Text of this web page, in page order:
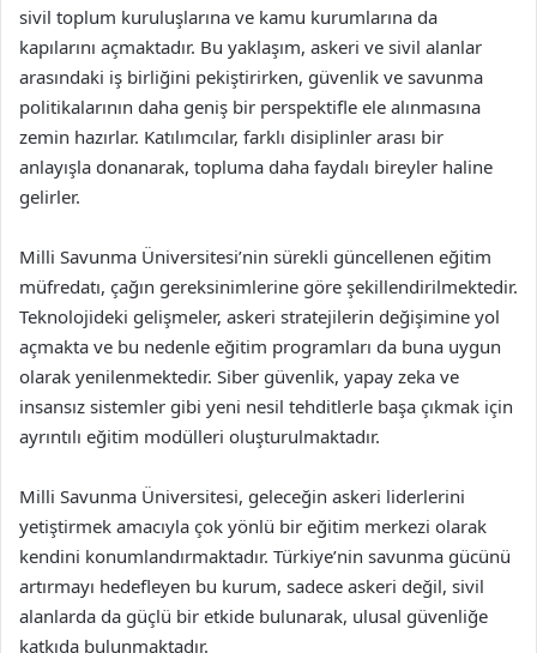
sivil toplum kuruluşlarına ve kamu kurumlarına da
kapılarını açmaktadır. Bu yaklaşım, askeri ve sivil alanlar
arasındaki iş birliğini pekiştirirken, güvenlik ve savunma
politikalarının daha geniş bir perspektifle ele alınmasına
zemin hazırlar. Katılımcılar, farklı disiplinler arası bir
anlayışla donanarak, topluma daha faydalı bireyler haline
gelirler.
Milli Savunma Üniversitesi’nin sürekli güncellenen eğitim
müfredatı, çağın gereksinimlerine göre şekillendirilmektedir.
Teknolojideki gelişmeler, askeri stratejilerin değişimine yol
açmakta ve bu nedenle eğitim programları da buna uygun
olarak yenilenmektedir. Siber güvenlik, yapay zeka ve
insansız sistemler gibi yeni nesil tehditlerle başa çıkmak için
ayrıntılı eğitim modülleri oluşturulmaktadır.
Milli Savunma Üniversitesi, geleceğin askeri liderlerini
yetiştirmek amacıyla çok yönlü bir eğitim merkezi olarak
kendini konumlandırmaktadır. Türkiye’nin savunma gücünü
artırmayı hedefleyen bu kurum, sadece askeri değil, sivil
alanlarda da güçlü bir etkide bulunarak, ulusal güvenliğe
katkıda bulunmaktadır.